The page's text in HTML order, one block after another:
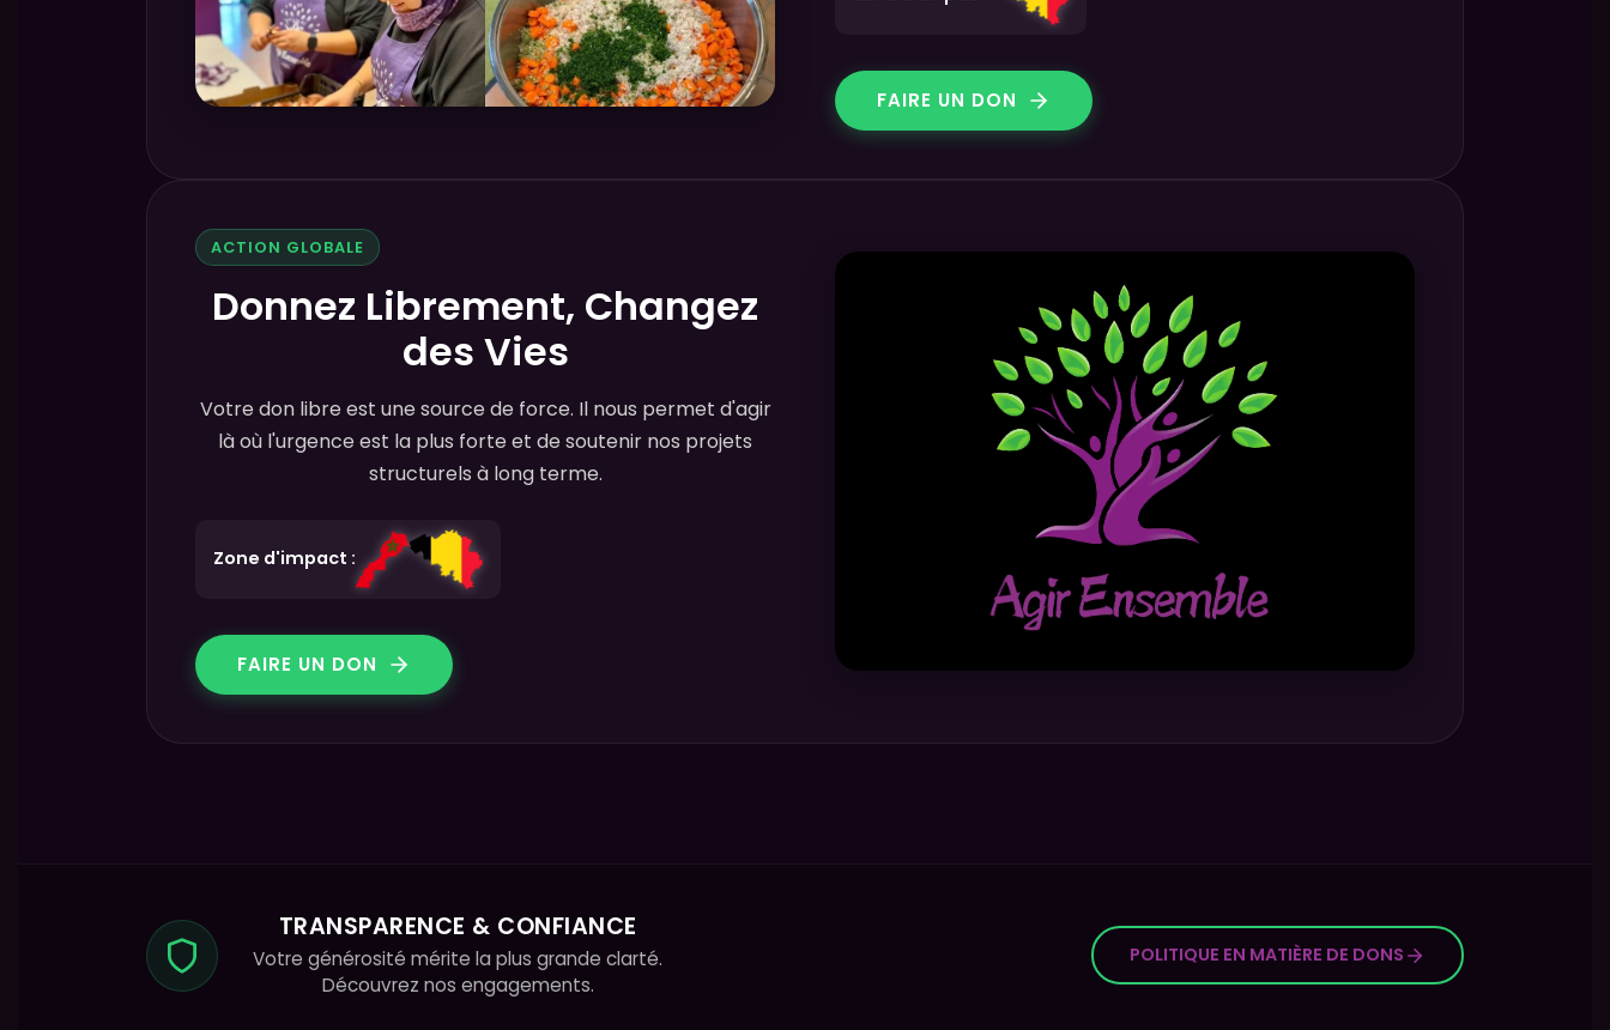
FAIRE UN DON
ACTION GLOBALE
Donnez Librement, Changez
des Vies
Votre don libre est une source de force. Il nous permet d'agir
là où l'urgence est la plus forte et de soutenir nos projets
structurels à long terme.
Zone d'impact :
FAIRE UN DON
TRANSPARENCE & CONFIANCE
Votre générosité mérite la plus grande clarté.
Découvrez nos engagements.
POLITIQUE EN MATIÈRE DE DONS